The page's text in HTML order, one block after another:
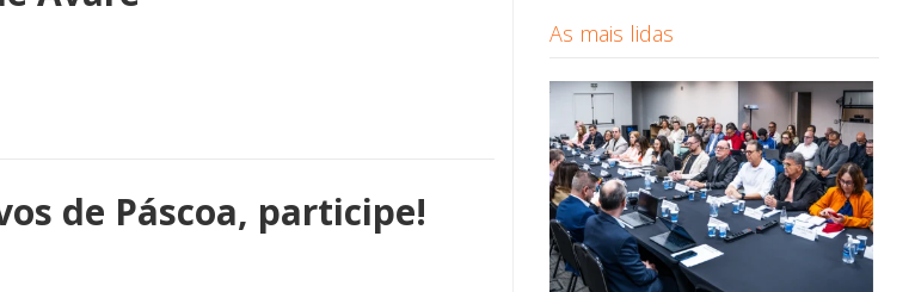
de Páscoa, participe!
As mais lidas